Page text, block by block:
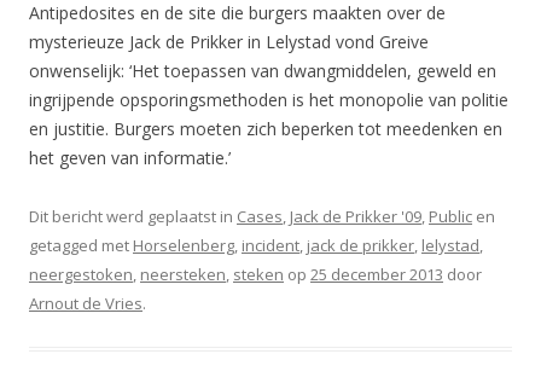
Antipedosites en de site die burgers maakten over de
mysterieuze Jack de Prikker in Lelystad vond Greive
onwenselijk: ‘Het toepassen van dwangmiddelen, geweld en
ingrijpende opsporingsmethoden is het monopolie van politie
en justitie. Burgers moeten zich beperken tot meedenken en
het geven van informatie.’
Dit bericht werd geplaatst in Cases, Jack de Prikker '09, Public en
getagged met Horselenberg, incident, jack de prikker, lelystad,
neergestoken, neersteken, steken op 25 december 2013 door
Arnout de Vries.